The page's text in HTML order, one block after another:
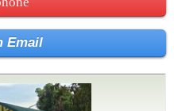
Email